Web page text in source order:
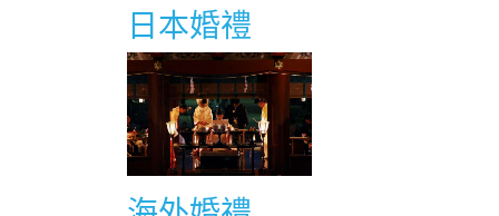
日本婚禮